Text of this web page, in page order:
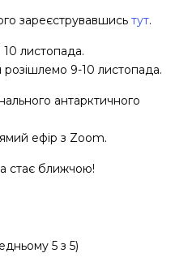
зареєструвавшись тут.
листопада.
9-10 листопада.
антарктичного
ефір з Zoom.
стає ближчою!
5 з 5)